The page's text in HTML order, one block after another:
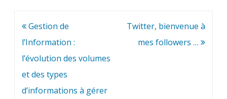
Navigation
de
l’article
Gestion de
l’Information :
l’évolution des volumes
et des types
d’informations à gérer
Twitter, bienvenue à
mes followers …